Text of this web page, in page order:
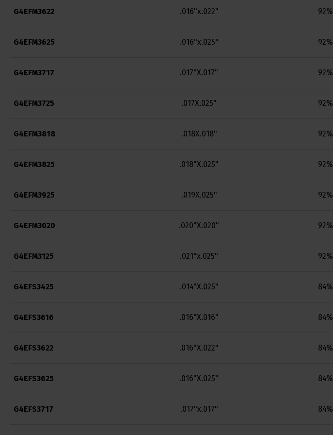
G4EFM3622 .016"x.022" 92%
G4EFM3625 .016"x.025" 92%
G4EFM3717 .017"X.017" 92%
G4EFM3725 .017X.025" 92%
G4EFM3818 .018X.018" 92%
G4EFM3825 .018"X.025" 92%
G4EFM3925 .019X.025" 92%
G4EFM3020 .020"X.020" 92%
G4EFM3125 .021"x.025" 92%
G4EFS3425 .014"X.025" 84%
G4EFS3616 .016"X.016" 84%
G4EFS3622 .016"X.022" 84%
G4EFS3625 .016"X.025" 84%
G4EFS3717 .017"x.017" 84%